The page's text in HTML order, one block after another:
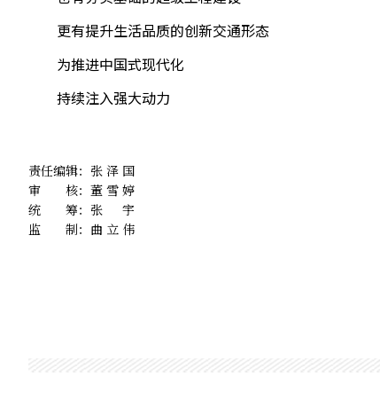
更有提升生活品质的创新交通形态
为推进中国式现代化
持续注入强大动力
责任编辑： 张泽国
审 核： 董雪婷
统 筹： 张宇
监 制： 曲立伟